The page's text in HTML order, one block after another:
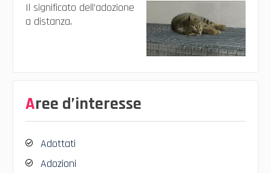
Il significato dell’adozione
a distanza.
Aree d’interesse
Adottati
Adozioni